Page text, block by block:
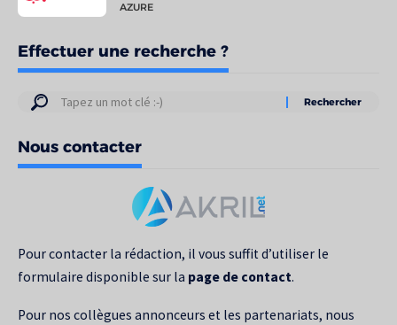
AZURE
Effectuer une recherche ?
Résultats
votre
recherche
Nous contacter
Pour contacter la rédaction, il vous suffit d’utiliser le
formulaire disponible sur la page de contact.
Pour nos collègues annonceurs et les partenariats, nous